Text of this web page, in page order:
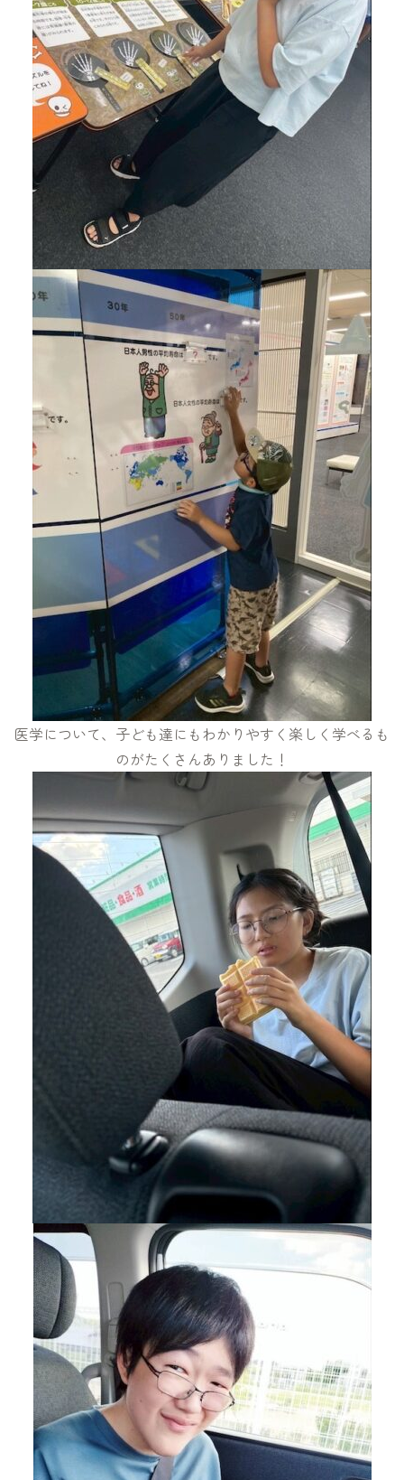
医学について、子ども達にもわかりやすく楽しく学べるも
のがたくさんありました！